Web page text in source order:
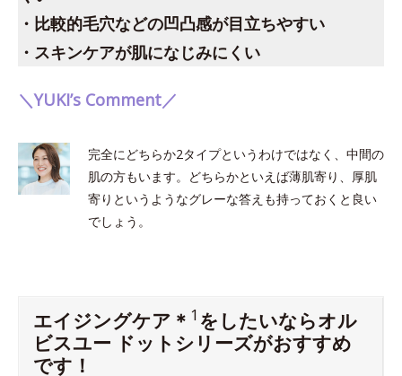
・比較的毛穴などの凹凸感が目立ちやすい
・スキンケアが肌になじみにくい
＼YUKI’s Comment／
完全にどちらか2タイプというわけではなく、中間の
肌の方もいます。どちらかといえば薄肌寄り、厚肌
寄りというようなグレーな答えも持っておくと良い
でしょう。
エイジングケア＊ 1 をしたいならオル
ビスユー ドットシリーズがおすすめ
です！